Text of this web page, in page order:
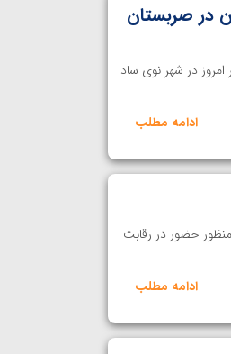
فرنگی زیر ۲۳ سال جهان در صربستان
کشتی فرنگی زیر 23 سال جهان عصر امروز در شهر نوی ساد
ادامه مطلب
حضور در رقابت
ادامه مطلب